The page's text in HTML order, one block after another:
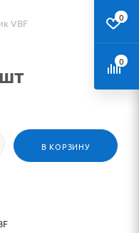
VBF
В КОРЗИНУ
0
0